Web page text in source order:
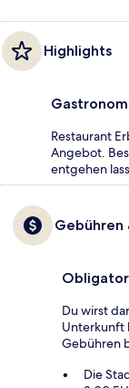
Highlights
Restaurant
Angebot.
entgehen
Gebühren
Du wirst
Unterkunft
Gebühren
Die